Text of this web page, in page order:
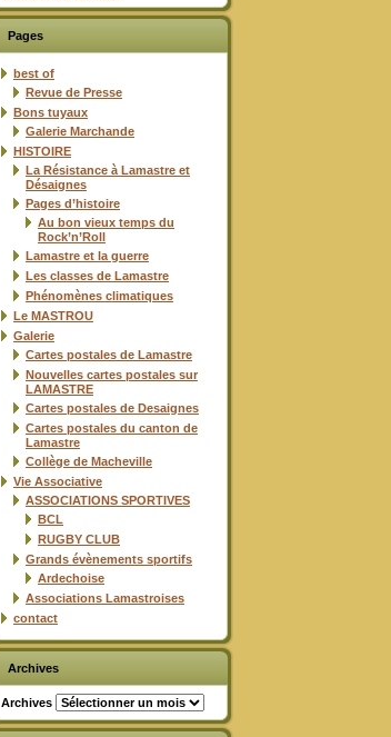
Pages
best of
Revue de Presse
Bons tuyaux
Galerie Marchande
HISTOIRE
La Résistance à Lamastre et
Désaignes
Pages d’histoire
Au bon vieux temps du
Rock’n’Roll
Lamastre et la guerre
Les classes de Lamastre
Phénomènes climatiques
Le MASTROU
Galerie
Cartes postales de Lamastre
Nouvelles cartes postales sur
LAMASTRE
Cartes postales de Desaignes
Cartes postales du canton de
Lamastre
Collège de Macheville
Vie Associative
ASSOCIATIONS SPORTIVES
BCL
RUGBY CLUB
Grands évènements sportifs
Ardechoise
Associations Lamastroises
contact
Archives
Archives